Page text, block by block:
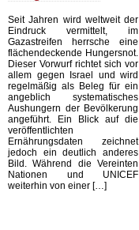
Seit Jahren wird weltweit der
Eindruck vermittelt, im
Gazastreifen herrsche eine
flächendeckende Hungersnot.
Dieser Vorwurf richtet sich vor
allem gegen Israel und wird
regelmäßig als Beleg für ein
angeblich systematisches
Aushungern der Bevölkerung
angeführt. Ein Blick auf die
veröffentlichten
Ernährungsdaten zeichnet
jedoch ein deutlich anderes
Bild. Während die Vereinten
Nationen und UNICEF
weiterhin von einer […]